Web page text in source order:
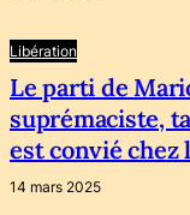
Libération
Le parti de
suprémaciste,
est convié
14 mars 2025